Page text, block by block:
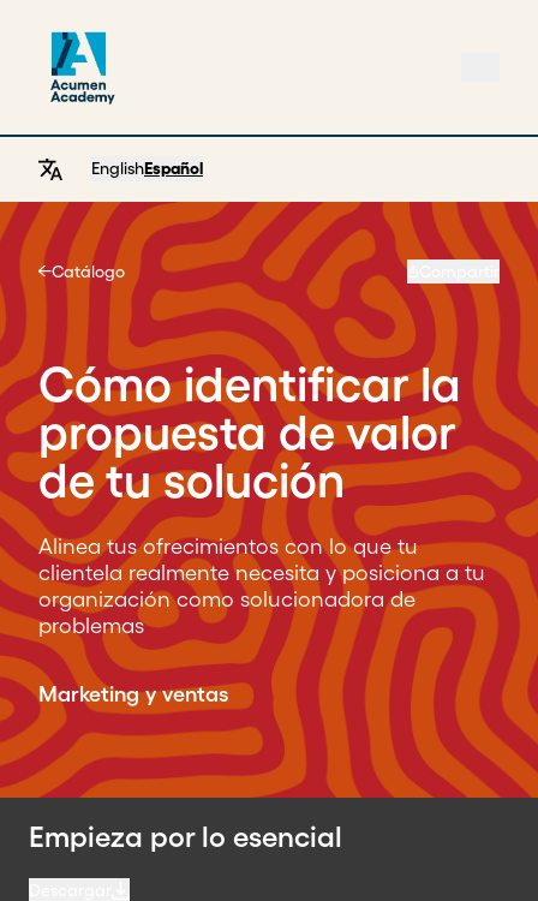
EnglishEspañol
Catálogo
Cómo identificar la
propuesta de valor
de tu solución
Alinea tus ofrecimientos con lo que tu
clientela realmente necesita y posiciona a tu
organización como solucionadora de
problemas
Marketing y ventas
Empieza por lo esencial